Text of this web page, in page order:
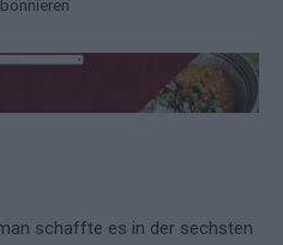
schaffte es in der sechsten